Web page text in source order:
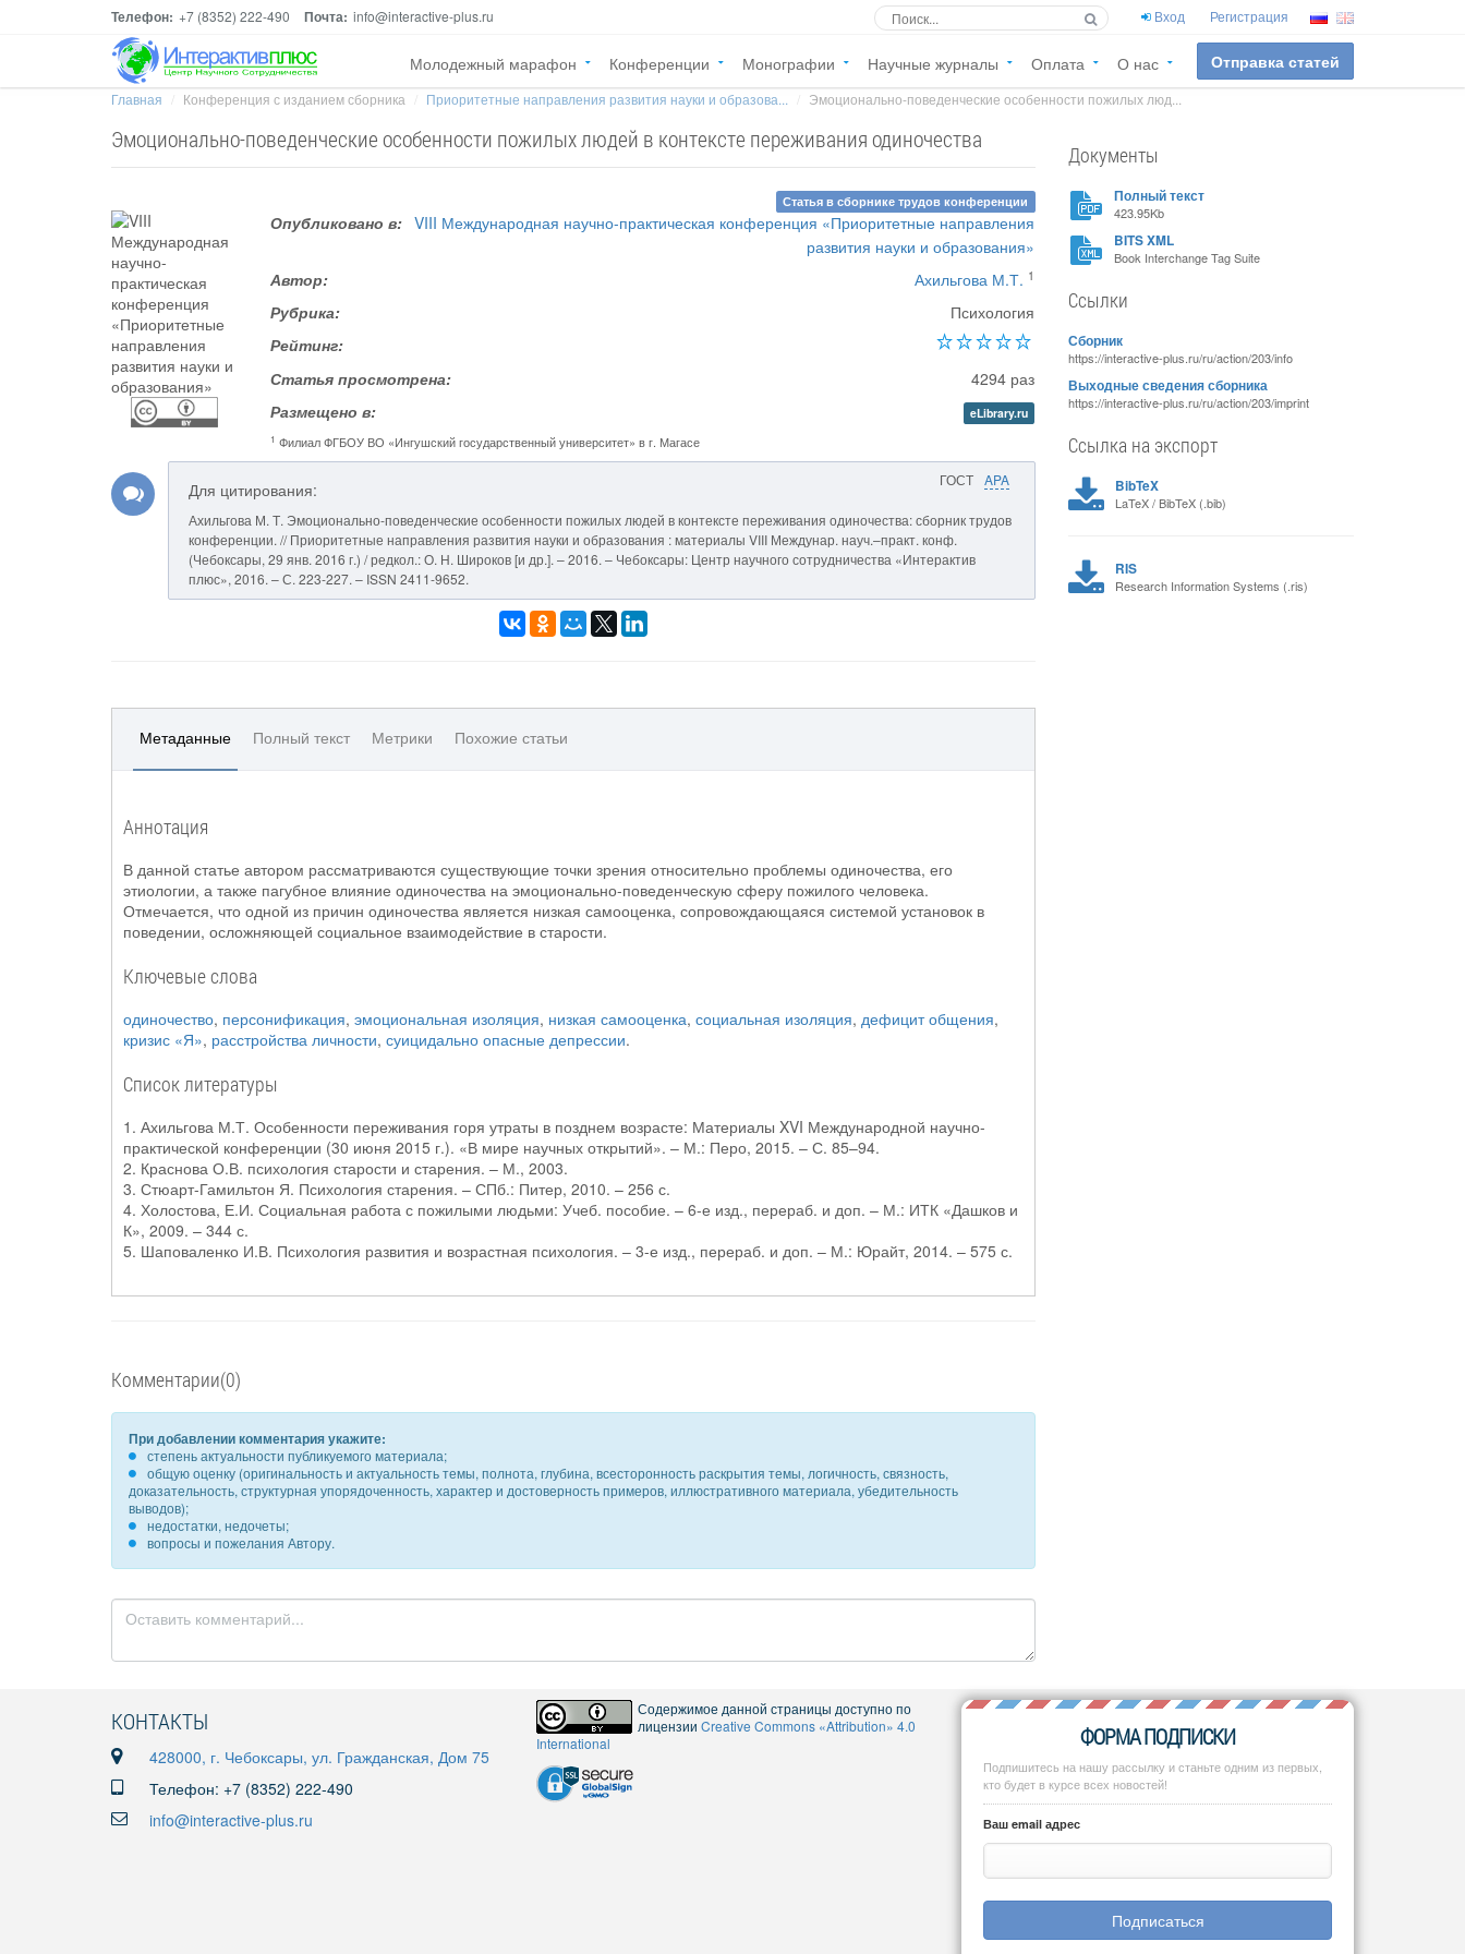
Телефон: +7 (8352) 222-490 Почта: info@interactive-plus.ru Вход Регистрация
Молодежный марафон Конференции Монографии Научные журналы Оплата О нас Отправка статей
Главная Конференция с изданием сборника Приоритетные направления развития науки и образова... Эмоционально-поведенческие особенности пожилых люд...
Эмоционально-поведенческие особенности пожилых людей в контексте переживания одиночества
Статья в сборнике трудов конференции
Опубликовано в: VIII Международная научно-практическая конференция «Приоритетные направления
развития науки и образования»
Автор:
Ахильгова М.Т. 1
Рубрика:
Психология
Рейтинг:
Статья просмотрена:
4294 раз
Размещено в:
eLibrary.ru
1 Филиал ФГБОУ ВО «Ингушский государственный университет» в г. Магасе
ГОСТ APA
Для цитирования:
Ахильгова М. Т. Эмоционально-поведенческие особенности пожилых людей в контексте переживания одиночества: сборник трудов
конференции. // Приоритетные направления развития науки и образования : материалы VIII Междунар. науч.–практ. конф.
(Чебоксары, 29 янв. 2016 г.) / редкол.: О. Н. Широков [и др.]. – 2016. – Чебоксары: Центр научного сотрудничества «Интерактив
плюс», 2016. – С. 223-227. – ISSN 2411-9652.
Метаданные Полный текст Метрики Похожие статьи
Аннотация
В данной статье автором рассматриваются существующие точки зрения относительно проблемы одиночества, его
этиологии, а также пагубное влияние одиночества на эмоционально-поведенческую сферу пожилого человека.
Отмечается, что одной из причин одиночества является низкая самооценка, сопровождающаяся системой установок в
поведении, осложняющей социальное взаимодействие в старости.
Ключевые слова
одиночество, персонификация, эмоциональная изоляция, низкая самооценка, социальная изоляция, дефицит общения,
кризис «Я», расстройства личности, суицидально опасные депрессии.
Список литературы
1. Ахильгова М.Т. Особенности переживания горя утраты в позднем возрасте: Материалы XVI Международной научно-
практической конференции (30 июня 2015 г.). «В мире научных открытий». – М.: Перо, 2015. – С. 85–94.
2. Краснова О.В. психология старости и старения. – М., 2003.
3. Стюарт-Гамильтон Я. Психология старения. – СПб.: Питер, 2010. – 256 с.
4. Холостова, Е.И. Социальная работа с пожилыми людьми: Учеб. пособие. – 6-е изд., перераб. и доп. – М.: ИТК «Дашков и
К», 2009. – 344 с.
5. Шаповаленко И.В. Психология развития и возрастная психология. – 3-е изд., перераб. и доп. – М.: Юрайт, 2014. – 575 с.
Комментарии(0)
При добавлении комментария укажите:
степень актуальности публикуемого материала;
общую оценку (оригинальность и актуальность темы, полнота, глубина, всесторонность раскрытия темы, логичность, связность,
доказательность, структурная упорядоченность, характер и достоверность примеров, иллюстративного материала, убедительность
выводов);
недостатки, недочеты;
вопросы и пожелания Автору.
Документы
Полный текст
423.95Kb
BITS XML
Book Interchange Tag Suite
Ссылки
Сборник
https://interactive-plus.ru/ru/action/203/info
Выходные сведения сборника
https://interactive-plus.ru/ru/action/203/imprint
Ссылка на экспорт
BibTeX
LaTeX / BibTeX (.bib)
RIS
Research Information Systems (.ris)
КОНТАКТЫ
428000, г. Чебоксары, ул. Гражданская, Дом 75
Телефон: +7 (8352) 222-490
info@interactive-plus.ru
Содержимое данной страницы доступно по
лицензии Creative Commons «Attribution» 4.0
International
ФОРМА ПОДПИСКИ
Подпишитесь на нашу рассылку и станьте одним из первых,
кто будет в курсе всех новостей!
Ваш email адрес
Подписаться